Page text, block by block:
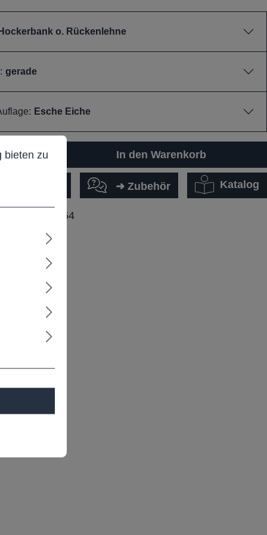
Hockerbank o. Rückenlehne
gerade
Esche Eiche
In den Warenkorb
➜ Zubehör Katalog
M11854
zu können.Mehr Informationen ...
bieten zu